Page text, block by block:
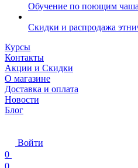
Обучение по поющим
Скидки и распродажа
Курсы
Контакты
Акции и Скидки
О магазине
Доставка и оплата
Новости
Блог
Войти
0
0